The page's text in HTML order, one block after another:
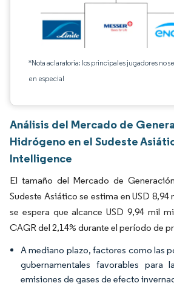
*Nota aclaratoria: los principales jugadores no
en especial
Análisis del Mercado de
Hidrógeno en el Sudeste
Intelligence
El tamaño del Mercado de
Sudeste Asiático se estima en USD 8,94
se espera que alcance USD 9,94 mil
CAGR del 2,14% durante el período de
A mediano plazo, factores como las
gubernamentales favorables para
emisiones de gases de efecto